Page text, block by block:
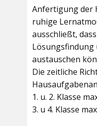
Anfertigung der
ruhige
ausschließt,
austauschen
Die zeitliche
1. u. 2. Klasse
3. u 4. Klasse